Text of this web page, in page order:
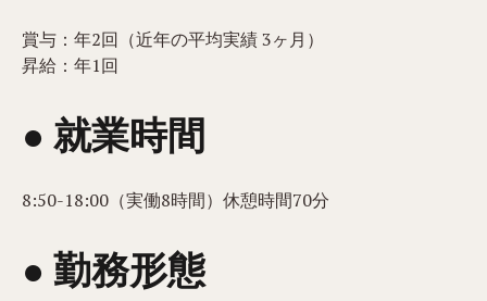
賞与：年2回（近年の平均実績 3ヶ月）
昇給：年1回
● 就業時間
8:50-18:00（実働8時間）休憩時間70分
● 勤務形態